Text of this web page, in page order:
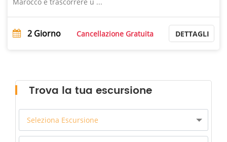
2 Giorno Cancellazione Gratuita DETTAGLI
Trova la tua escursione
Seleziona Escursione